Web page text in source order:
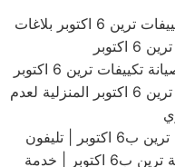
صيانة ترين 6 اكتوبر ௹ رقم صيانة تكييفات ترين 6 اكتوبر بلاغات
تسهيلا علي عملائنا الكرام فان رقم صيانة تكييفات ترين 6 اكتوبر
جاهز لتلبيه اسرع خدمه صيانة لاجهزة ترين 6 اكتوبر المنزلية لعدم
صيانة ترين ب6 اكتوبر | رقم صيانة ترين ب6 اكتوبر | تليفون
صيانة ترين ب6 اكتوبر | مركز صيانة ترين ب6 اكتوبر | خدمة